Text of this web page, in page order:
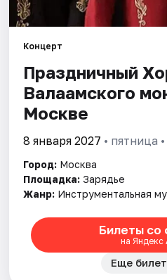
Концерт
Праздничный
Валаамского
Москве
8 января 2027 • пятница
Город: Москва
Площадка: Зарядье
Жанр: Инструментальная
Билеты со
на Яндекс
Еще